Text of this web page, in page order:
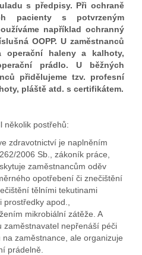
s předpisy. Při ochraně
pacienty s potvrzeným
například ochranný
OOPP. U zaměstnanců
operační haleny a kalhoty,
prádlo. U běžných
přidělujeme tzv. profesní
pláště atd. s certifikátem.
několik postřehů:
zdravotnictví je naplněním
2006 Sb., zákoník práce,
zaměstnancům oděv
opotřebení či znečištění
tělními tekutinami
apod.,
mikrobiální zátěže. A
zaměstnavatel nepřenáší péči
zaměstnance, ale organizuje
prádelně.